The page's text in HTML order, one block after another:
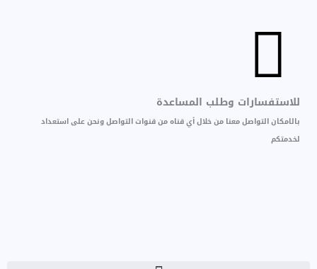
للاستفسارات وطلب المساعدة
بالامكان التواصل معنا من خلال أي قناه من قنوات التواصل ونحن على استعداد
لخدمتكم